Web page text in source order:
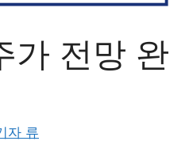
가 전망 완
자 류